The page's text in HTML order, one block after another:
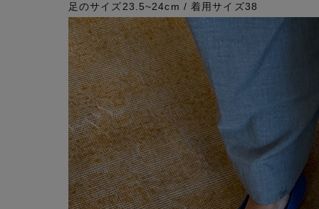
足のサイズ23.5~24cm / 着用サイズ38